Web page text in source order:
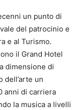
un punto di
del patrocinio e
e al Turismo.
il Grand Hotel
dimensione di
dell’arte un
anni di carriera
la musica a livelli